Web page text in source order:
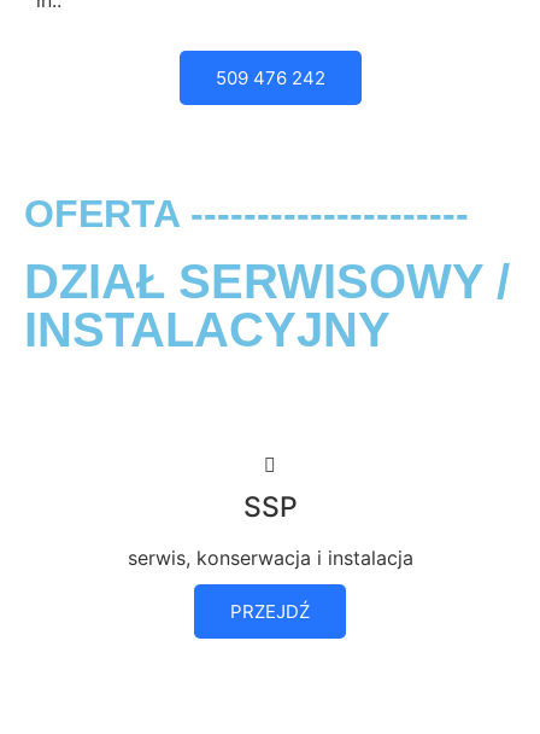
509 476 242
OFERTA ---------------------
DZIAŁ SERWISOWY /
INSTALACYJNY
SSP
serwis, konserwacja i instalacja
PRZEJDŹ